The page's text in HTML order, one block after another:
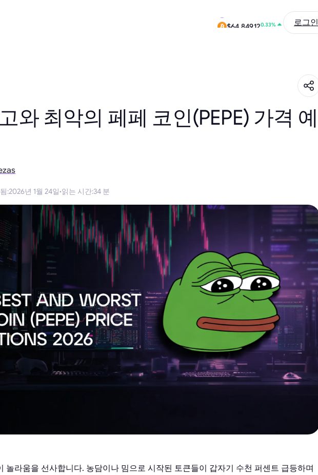
$0.2913 1.92% 로그인
와 최악의 페페 코인(PEPE) 가격 예
:2026년 1월 24일·읽는 시간:34 분
놀라움을 선사합니다. 농담이나 밈으로 시작된 토큰들이 갑자기 수천 퍼센트 급등하며